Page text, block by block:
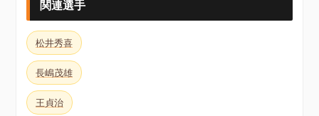
関連選手
松井秀喜
長嶋茂雄
王貞治